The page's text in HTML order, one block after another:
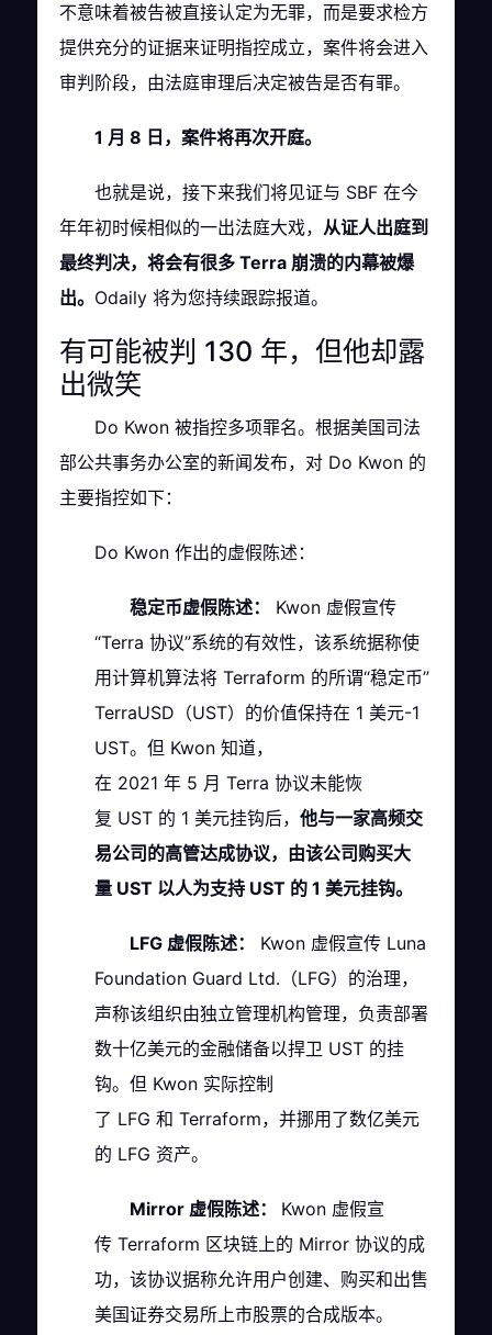
不意味着被告被直接认定为无罪，而是要求检方
提供充分的证据来证明指控成立，案件将会进入
审判阶段，由法庭审理后决定被告是否有罪。
1 月 8 日，案件将再次开庭。
也就是说，接下来我们将见证与 SBF 在今
年年初时候相似的一出法庭大戏， 从证人出庭到
最终判决，将会有很多 Terra 崩溃的内幕被爆
出。 Odaily 将为您持续跟踪报道。
有可能被判 130 年，但他却露
出微笑
Do Kwon 被指控多项罪名。根据美国司法
部公共事务办公室的新闻发布，对 Do Kwon 的
主要指控如下：
Do Kwon 作出的虚假陈述：
稳定币虚假陈述：
Kwon 虚假宣传
“Terra 协议”系统的有效性，该系统据称使
用计算机算法将 Terraform 的所谓“稳定币”
TerraUSD（UST）的价值保持在 1 美元-1
UST。但 Kwon 知道，
在 2021 年 5 月 Terra 协议未能恢
复 UST 的 1 美元挂钩后，他与一家高频交
易公司的高管达成协议，由该公司购买大
量 UST 以人为支持 UST 的 1 美元挂钩。
LFG 虚假陈述：
Kwon 虚假宣传 Luna
Foundation Guard Ltd.（LFG）的治理，
声称该组织由独立管理机构管理，负责部署
数十亿美元的金融储备以捍卫 UST 的挂
钩。但 Kwon 实际控制
了 LFG 和 Terraform，并挪用了数亿美元
的 LFG 资产。
Mirror 虚假陈述： Kwon 虚假宣
传 Terraform 区块链上的 Mirror 协议的成
功，该协议据称允许用户创建、购买和出售
美国证券交易所上市股票的合成版本。